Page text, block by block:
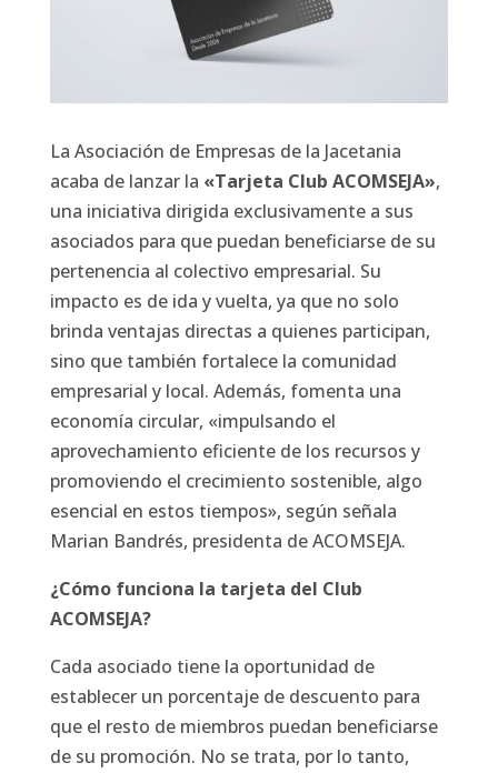
La Asociación de Empresas de la Jacetania
acaba de lanzar la «Tarjeta Club ACOMSEJA»,
una iniciativa dirigida exclusivamente a sus
asociados para que puedan beneficiarse de su
pertenencia al colectivo empresarial. Su
impacto es de ida y vuelta, ya que no solo
brinda ventajas directas a quienes participan,
sino que también fortalece la comunidad
empresarial y local. Además, fomenta una
economía circular, «impulsando el
aprovechamiento eficiente de los recursos y
promoviendo el crecimiento sostenible, algo
esencial en estos tiempos», según señala
Marian Bandrés, presidenta de ACOMSEJA.
¿Cómo funciona la tarjeta del Club
ACOMSEJA?
Cada asociado tiene la oportunidad de
establecer un porcentaje de descuento para
que el resto de miembros puedan beneficiarse
de su promoción. No se trata, por lo tanto,